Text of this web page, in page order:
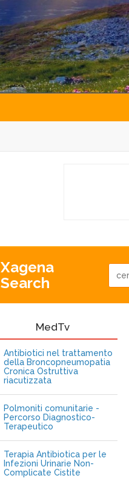
Xagena
Search
MedTv
Antibiotici nel trattamento
della Broncopneumopatia
Cronica Ostruttiva
riacutizzata
Polmoniti comunitarie -
Percorso Diagnostico-
Terapeutico
Terapia Antibiotica per le
Infezioni Urinarie Non-
Complicate Cistite